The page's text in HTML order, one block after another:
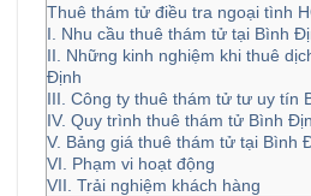
Thuê thám tử điều tra ngoại tình
I. Nhu cầu thuê thám tử tại Bình
II. Những kinh nghiệm khi thuê
Định
III. Công ty thuê thám tử tư uy tín
IV. Quy trình thuê thám tử Bình
V. Bảng giá thuê thám tử tại Bình
VI. Phạm vi hoạt động
VII. Trải nghiệm khách hàng